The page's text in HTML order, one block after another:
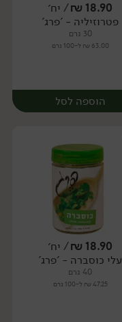
יח׳
18.90
₪/ יח׳
פטרוזיליה - 'פרג'
30 גרם
63.00 ₪ ל-100 גרם
הוספה לסל
יח׳
18.90
₪/ יח׳
עלי כוסברה - 'פרג'
40 גרם
47.25 ₪ ל-100 גרם